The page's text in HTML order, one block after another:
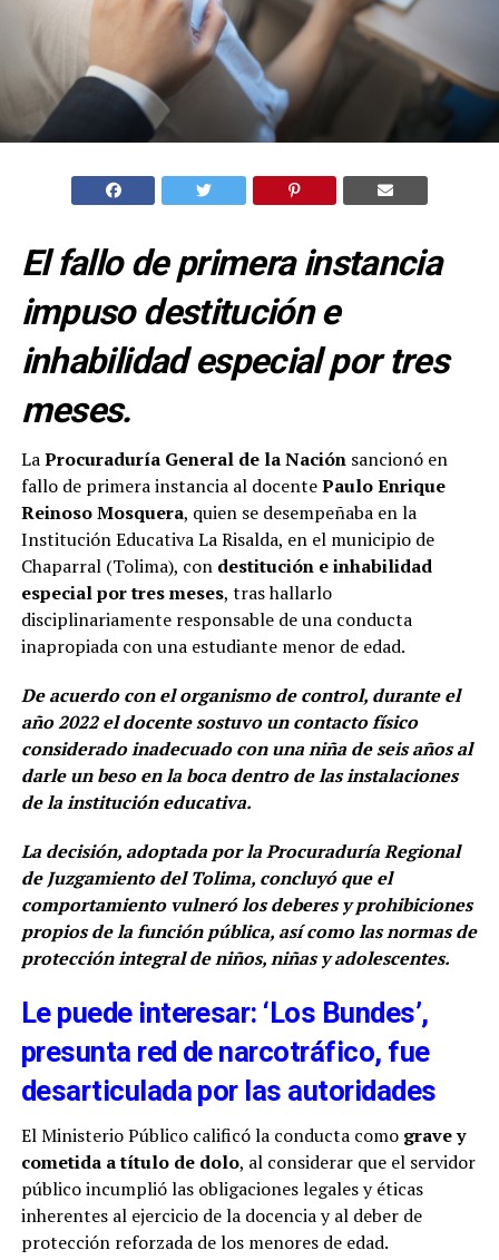
El fallo de primera instancia
impuso destitución e
inhabilidad especial por tres
meses.
LaProcuraduría General de la Naciónsancionó en
fallo de primera instancia al docentePaulo Enrique
Reinoso Mosquera, quien se desempeñaba en la
Institución Educativa La Risalda, en el municipio de
Chaparral (Tolima), con destitución e inhabilidad
especial por tres meses, tras hallarlo
disciplinariamente responsable de una conducta
inapropiada con una estudiante menor de edad.
De acuerdo con el organismo de control, durante el
año 2022 el docente sostuvo un contacto físico
considerado inadecuado con una niña de seis años al
darle un beso en la boca dentro de las instalaciones
de la institución educativa.
La decisión, adoptada por la Procuraduría Regional
de Juzgamiento del Tolima, concluyó que el
comportamiento vulneró los deberes y prohibiciones
propios de la función pública, así como las normas de
protección integral de niños, niñas y adolescentes.
Le puede interesar: ‘Los Bundes’,
presunta red de narcotráfico, fue
desarticulada por las autoridades
El Ministerio Público calificó la conducta como grave y
cometida a título de dolo, al considerar que el servidor
público incumplió las obligaciones legales y éticas
inherentes al ejercicio de la docencia y al deber de
protección reforzada de los menores de edad.